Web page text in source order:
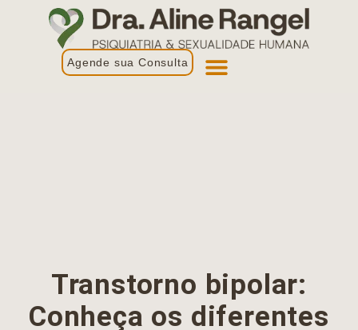
Agende sua Consulta
Transtorno bipolar:
Conheça os diferentes